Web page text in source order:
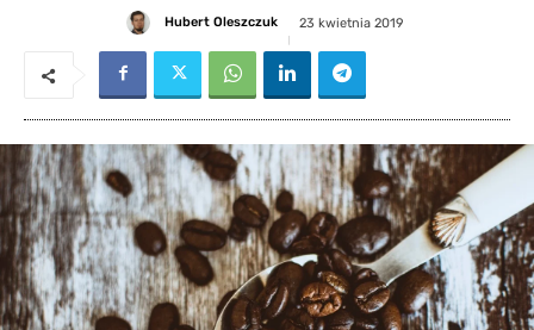
Hubert Oleszczuk 23 kwietnia 2019